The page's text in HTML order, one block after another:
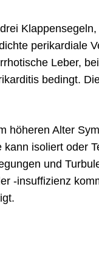
perikardiale
Leber,
bedingt.
höheren Alter
isoliert oder
und
-insuffizienz